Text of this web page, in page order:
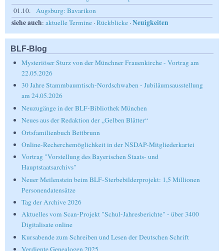
01.10.
Augsburg: Bavarikon
siehe auch: aktuelle Termine ·Rückblicke ·Neuigkeiten
BLF-Blog
Mysteriöser Sturz von der Münchner Frauenkirche - Vortrag am
22.05.2026
30 Jahre Stammbaumtisch-Nordschwaben - Jubiläumsausstellung
am 24.05.2026
Neuzugänge in der BLF-Bibliothek München
Neues aus der Redaktion der „Gelben Blätter“
Ortsfamilienbuch Bettbrunn
Online-Recherchemöglichkeit in der NSDAP-Mitgliederkartei
Vortrag "Vorstellung des Bayerischen Staats- und
Hauptstaatsarchivs"
Neuer Meilenstein beim BLF-Sterbebilderprojekt: 1,5 Millionen
Personendatensätze
Tag der Archive 2026
Aktuelles vom Scan-Projekt "Schul-Jahresberichte" - über 3400
Digitalisate online
Kursabende zum Schreiben und Lesen der Deutschen Schrift
Verdiente Genealogen 2025